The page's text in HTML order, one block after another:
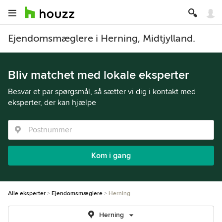
Ejendomsmæglere i Herning, Midtjylland.
Bliv matchet med lokale eksperter
Besvar et par spørgsmål, så sætter vi dig i kontakt med
eksperter, der kan hjælpe
Kom i gang
Alle eksperter Ejendomsmæglere Herning
Herning